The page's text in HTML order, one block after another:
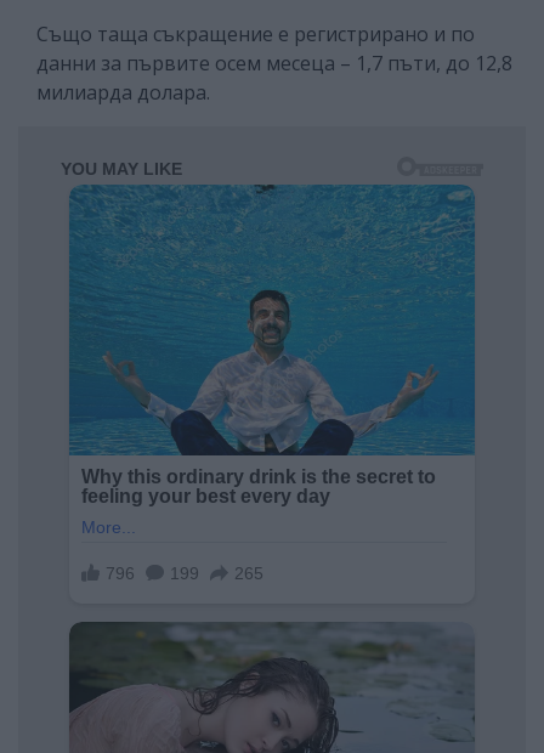
Също таща съкращение е регистрирано и по
данни за първите осем месеца – 1,7 пъти, до 12,8
милиарда долара.